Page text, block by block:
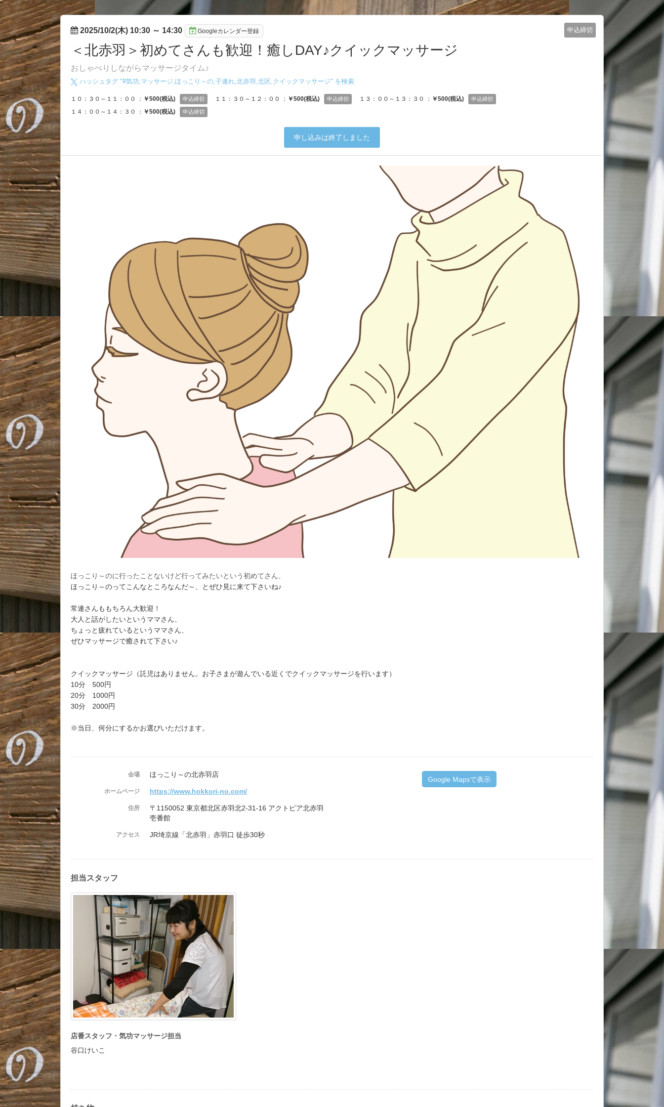
2025/10/2(木) 10:30 ～ 14:30 Googleカレンダー登録 申込締切
＜北赤羽＞初めてさんも歓迎！癒しDAY♪クイックマッサージ
おしゃべりしながらマッサージタイム♪
ハッシュタグ "#気功,マッサージ,ほっこり～の,子連れ,北赤羽,北区,クイックマッサージ" を検索
１０：３０～１１：００ ： ￥500(税込) 申込締切 １１：３０～１２：００ ： ￥500(税込) 申込締切 １３：００～１３：３０ ： ￥500(税込) 申込締切
１４：００～１４：３０ ： ￥500(税込) 申込締切
申し込みは終了しました
ほっこり～のに行ったことないけど行ってみたいという初めてさん、
ほっこり～のってこんなところなんだ～、とぜひ見に来て下さいね♪
常連さんももちろん大歓迎！
大人と話がしたいというママさん、
ちょっと疲れているというママさん、
ぜひマッサージで癒されて下さい♪
クイックマッサージ（託児はありません。お子さまが遊んでいる近くでクイックマッサージを行います）
10分 500円
20分 1000円
30分 2000円
※当日、何分にするかお選びいただけます。
会場 ほっこり～の北赤羽店
ホームページ https://www.hokkori-no.com/
住所
〒1150052 東京都北区赤羽北2-31-16 アクトピア北赤羽
壱番館
アクセス JR埼京線「北赤羽」赤羽口 徒歩30秒
Google Mapsで表示
担当スタッフ
店番スタッフ・気功マッサージ担当
谷口けいこ